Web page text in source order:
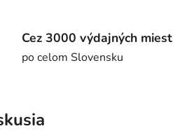
Cez 3000 výdajných miest
po celom Slovensku